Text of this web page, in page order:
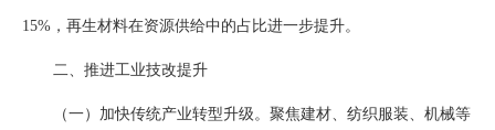
15%，再生材料在资源供给中的占比进一步提升。
二、推进工业技改提升
（一）加快传统产业转型升级。聚焦建材、纺织服装、机械等